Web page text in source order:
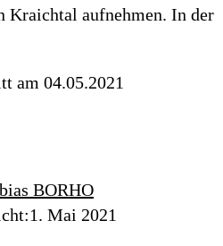
Kraichtal aufnehmen. In der
am 04.05.2021
BORHO
1. Mai 2021